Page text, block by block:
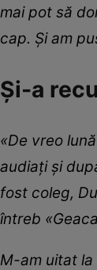
mai pot să
cap. Și am
Și-a
«De vreo
audiați și
fost coleg,
întreb
M-am uitat la